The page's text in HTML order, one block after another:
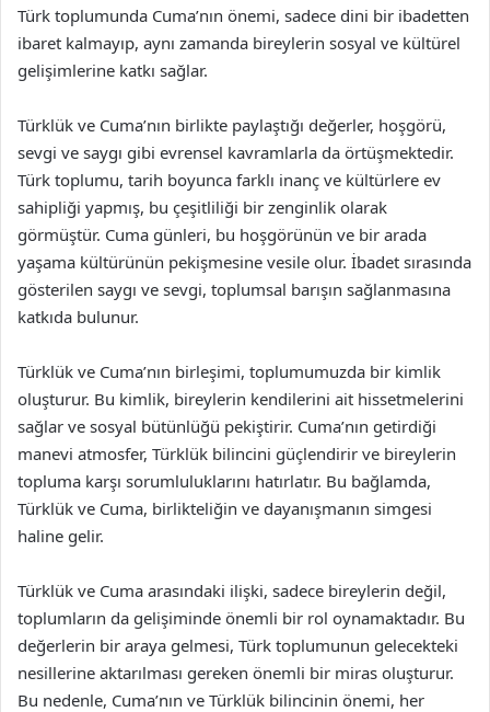
Türk toplumunda Cuma’nın önemi, sadece dini bir ibadetten
ibaret kalmayıp, aynı zamanda bireylerin sosyal ve kültürel
gelişimlerine katkı sağlar.
Türklük ve Cuma’nın birlikte paylaştığı değerler, hoşgörü,
sevgi ve saygı gibi evrensel kavramlarla da örtüşmektedir.
Türk toplumu, tarih boyunca farklı inanç ve kültürlere ev
sahipliği yapmış, bu çeşitliliği bir zenginlik olarak
görmüştür. Cuma günleri, bu hoşgörünün ve bir arada
yaşama kültürünün pekişmesine vesile olur. İbadet sırasında
gösterilen saygı ve sevgi, toplumsal barışın sağlanmasına
katkıda bulunur.
Türklük ve Cuma’nın birleşimi, toplumumuzda bir kimlik
oluşturur. Bu kimlik, bireylerin kendilerini ait hissetmelerini
sağlar ve sosyal bütünlüğü pekiştirir. Cuma’nın getirdiği
manevi atmosfer, Türklük bilincini güçlendirir ve bireylerin
topluma karşı sorumluluklarını hatırlatır. Bu bağlamda,
Türklük ve Cuma, birlikteliğin ve dayanışmanın simgesi
haline gelir.
Türklük ve Cuma arasındaki ilişki, sadece bireylerin değil,
toplumların da gelişiminde önemli bir rol oynamaktadır. Bu
değerlerin bir araya gelmesi, Türk toplumunun gelecekteki
nesillerine aktarılması gereken önemli bir miras oluşturur.
Bu nedenle, Cuma’nın ve Türklük bilincinin önemi, her